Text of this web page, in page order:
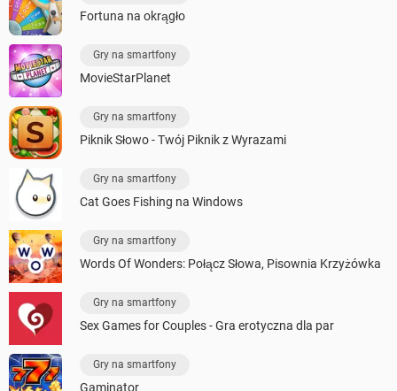
Fortuna na okrągło
Gry na smartfony
MovieStarPlanet
Gry na smartfony
Piknik Słowo - Twój Piknik z Wyrazami
Gry na smartfony
Cat Goes Fishing na Windows
Gry na smartfony
Words Of Wonders: Połącz Słowa, Pisownia Krzyżówka
Gry na smartfony
Sex Games for Couples - Gra erotyczna dla par
Gry na smartfony
Gaminator